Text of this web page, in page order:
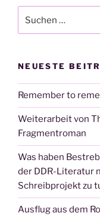
nach:
NEUESTE
Remember to
Weiterarbeit von
Fragmentroman
Was haben
der DDR-Literatur
Schreibprojekt zu
Ausflug aus dem